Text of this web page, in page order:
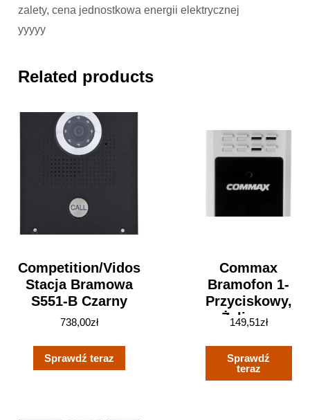
zalety, cena jednostkowa energii elektrycznej
yyyyy
Related products
Competition/Vidos
Stacja Bramowa
S551-B Czarny
738,00zł
Sprawdź teraz
Commax
Bramofon 1-
Przyciskowy,
Żeliwny,
Dr-2Pn
149,51zł
Sprawdź
teraz